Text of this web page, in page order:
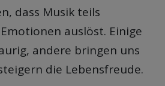
dass Musik teils
auslöst. Einige
andere bringen uns
die Lebensfreude.